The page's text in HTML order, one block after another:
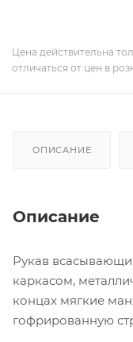
Цена действительна
отличаться от цен в
ОПИСАНИЕ
Описание
Рукав
каркасом,
концах мягкие
гофрированную